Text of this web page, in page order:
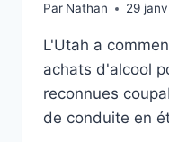
Par Nathan 29
L'Utah a
achats d'alcool
reconnues
de conduite en